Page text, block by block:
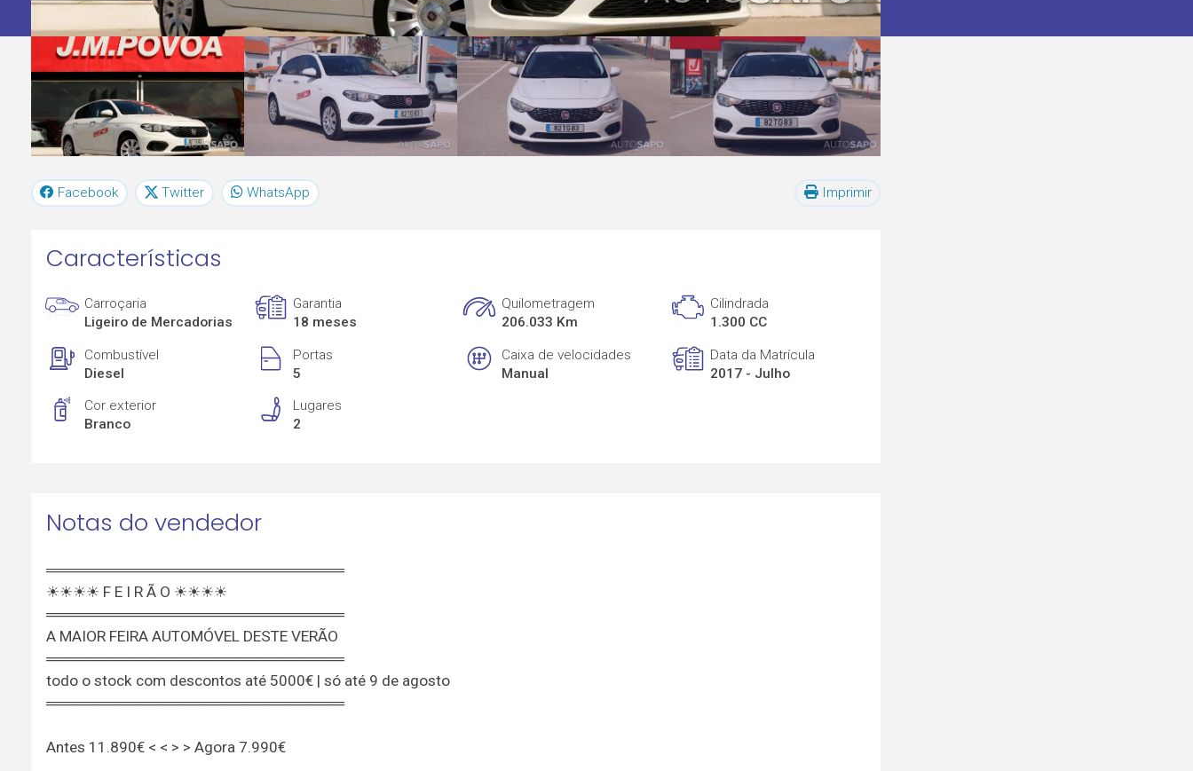
Facebook Twitter WhatsApp Imprimir
Características
Carroçaria
Ligeiro de Mercadorias
Garantia
18 meses
Quilometragem
206.033 Km
Cilindrada
1.300 CC
Combustível
Diesel
Portas
5
Caixa de velocidades
Manual
Data da Matrícula
2017 - Julho
Cor exterior
Branco
Lugares
2
Notas do vendedor
════════════════════════════
☀☀☀☀ F E I R Ã O ☀☀☀☀
════════════════════════════
A MAIOR FEIRA AUTOMÓVEL DESTE VERÃO
════════════════════════════
todo o stock com descontos até 5000€ | só até 9 de agosto
════════════════════════════
Antes 11.890€ < < > > Agora 7.990€